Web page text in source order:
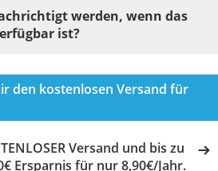
werden, wenn das
ist?
den kostenlosen Versand für
Versand und bis zu
Ersparnis für nur 8,90€/Jahr.